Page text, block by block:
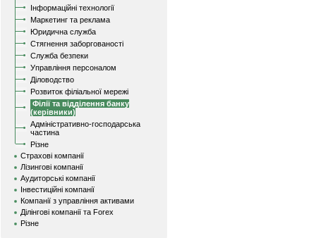
Інформаційні технології
Маркетинг та реклама
Юридична служба
Стягнення заборгованості
Служба безпеки
Управління персоналом
Діловодство
Розвиток філіальної мережі
Філії та відділення банку
(керівники)
Адміністративно-господарська
частина
Різне
Страхові компанії
Лізингові компанії
Аудиторські компанії
Інвестиційні компанії
Компанії з управління активами
Ділінгові компанії та Forex
Різне